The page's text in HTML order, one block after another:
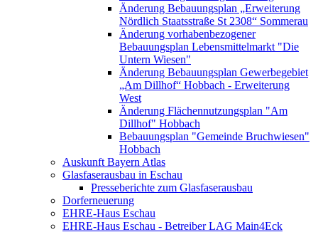
Änderung Bebauungsplan „Erweiterung
Nördlich Staatsstraße St 2308“ Sommerau
Änderung vorhabenbezogener
Bebauungsplan Lebensmittelmarkt "Die
Untern Wiesen"
Änderung Bebauungsplan Gewerbegebiet
„Am Dillhof“ Hobbach - Erweiterung
West
Änderung Flächennutzungsplan "Am
Dillhof" Hobbach
Bebauungsplan "Gemeinde Bruchwiesen"
Hobbach
Auskunft Bayern Atlas
Glasfaserausbau in Eschau
Presseberichte zum Glasfaserausbau
Dorferneuerung
EHRE-Haus Eschau
EHRE-Haus Eschau - Betreiber LAG Main4Eck